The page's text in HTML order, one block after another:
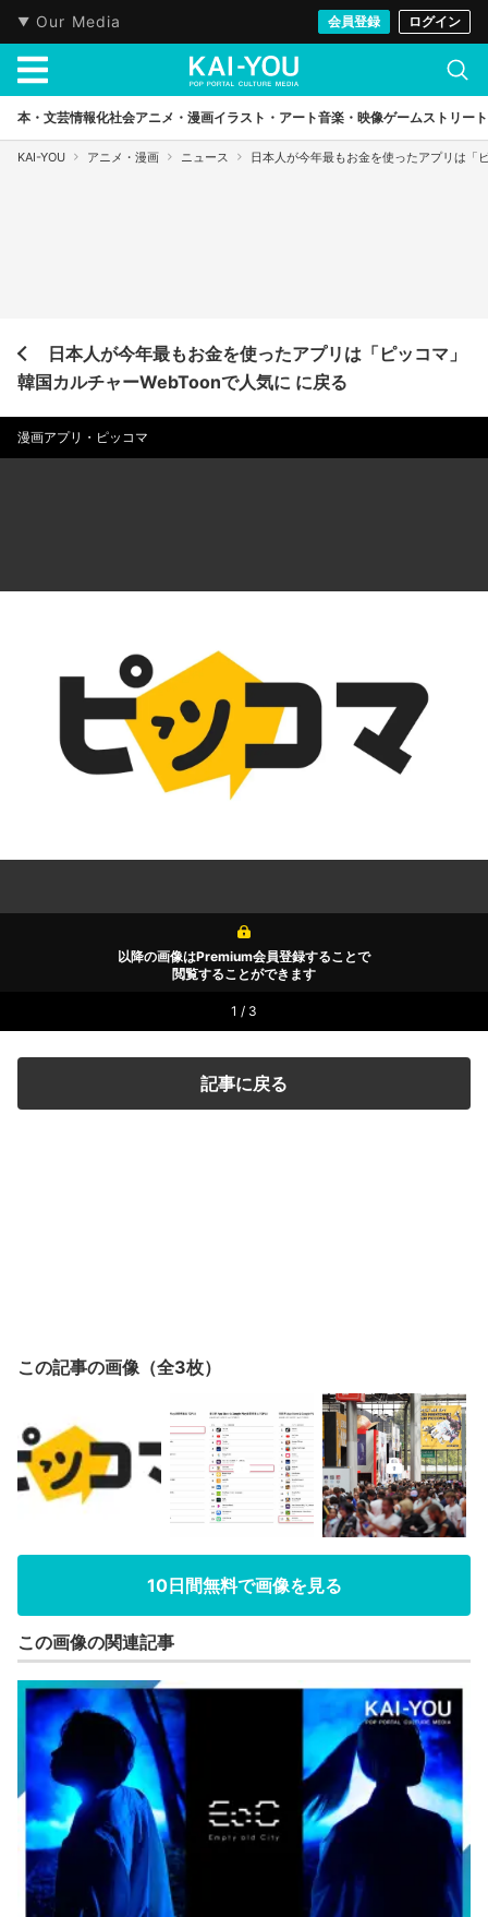
Our Media 会員登録 ログイン
本・文芸情報化社会アニメ・漫画イラスト・アート音楽・映像ゲームストリート
KAI-YOU アニメ・漫画 ニュース 日本人が今年最もお金を使ったアプリは「
日本人が今年最もお金を使ったアプリは「ピッコマ」
韓国カルチャーWebToonで人気に に戻る
漫画アプリ・ピッコマ
以降の画像はPremium会員登録することで
閲覧することができます
1 / 3
記事に戻る
この記事の画像（全3枚）
10日間無料で画像を見る
この画像の関連記事